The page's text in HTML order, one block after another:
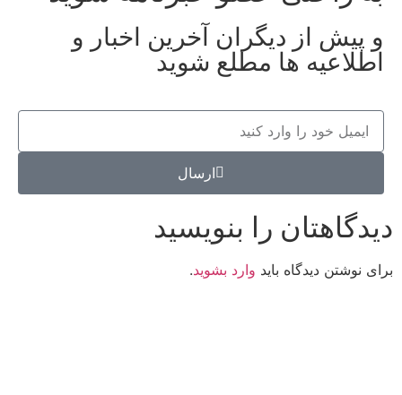
و پیش از دیگران آخرین اخبار و
اطلاعیه ها مطلع شوید
ارسال
دیدگاهتان را بنویسید
برای نوشتن دیدگاه باید وارد بشوید.